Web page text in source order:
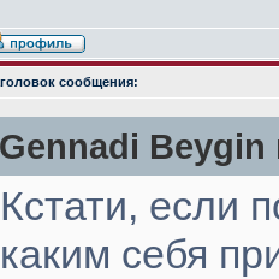
сообщения:
Gennadi Beygin
Кстати, если
каким себя